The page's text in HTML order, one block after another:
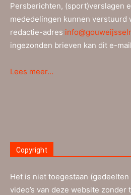
Persberichten, (sport)verslagen
mededelingen kunnen verstuurd
redactie-adres
ingezonden brieven kan dit e-
Lees meer…
Copyright
Het is niet toegestaan (gedeelten
video’s van deze website zonder